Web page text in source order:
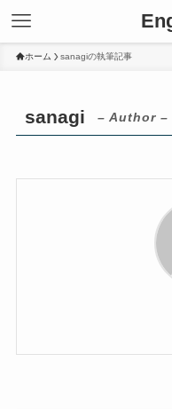
ホーム sanagiの執筆記事
sanagi – Author –